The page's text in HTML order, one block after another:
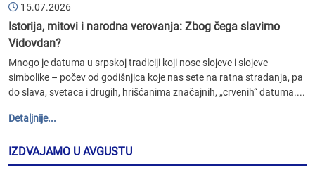
15.07.2026
Istorija, mitovi i narodna verovanja: Zbog čega slavimo
Vidovdan?
Mnogo je datuma u srpskoj tradiciji koji nose slojeve i slojeve
simbolike – počev od godišnjica koje nas sete na ratna stradanja, pa
do slava, svetaca i drugih, hrišćanima značajnih, „crvenih“ datuma....
Detaljnije...
IZDVAJAMO U AVGUSTU